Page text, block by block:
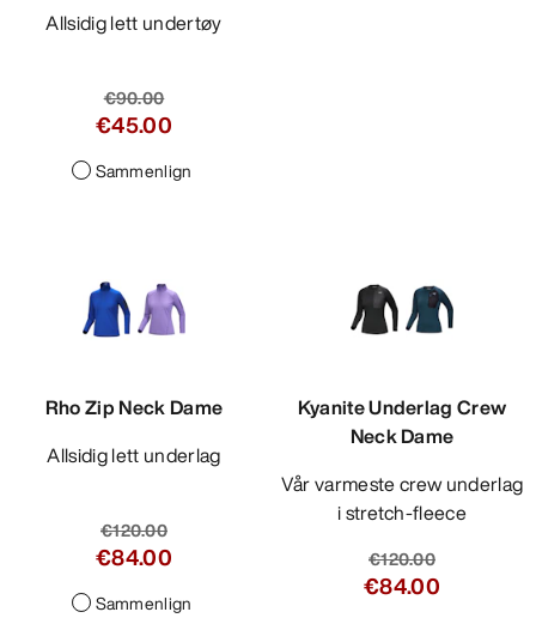
Allsidig lett undertøy
€90.00
€45.00
Sammenlign
Rho Zip Neck Dame
Allsidig lett underlag
€120.00
€84.00
Sammenlign
Kyanite Underlag Crew
Neck Dame
Vår varmeste crew underlag
i stretch-fleece
€120.00
€84.00